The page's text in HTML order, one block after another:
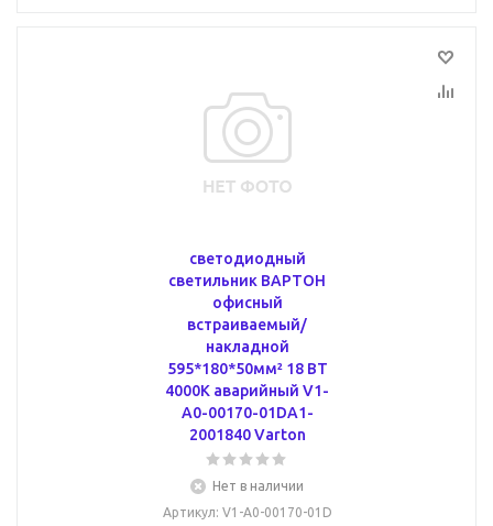
светодиодный
светильник ВАРТОН
офисный
встраиваемый/
накладной
595*180*50мм² 18 ВТ
4000К аварийный V1-
A0-00170-01DA1-
2001840 Varton
Нет в наличии
Артикул: V1-A0-00170-01D